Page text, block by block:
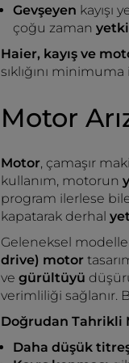
Gevşeyen kayışı
çoğu zaman
Haier, kayış ve
sıklığını
Motor
Motor, çamaşır
kullanım, motorun
program ilerlese
kapatarak derhal
Geleneksel
drive) motor
ve gürültüyü
verimliliği sağlanır.
Doğrudan Tahrikli
Daha düşük